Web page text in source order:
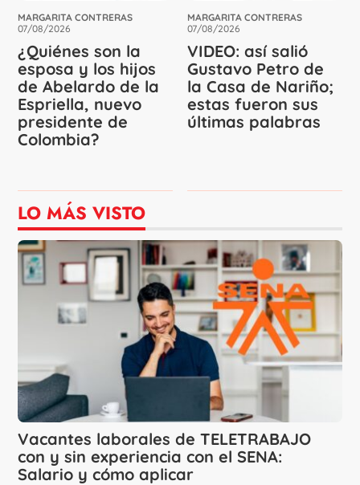
MARGARITA CONTRERAS
07/08/2026
¿Quiénes son la
esposa y los hijos
de Abelardo de la
Espriella, nuevo
presidente de
Colombia?
MARGARITA CONTRERAS
07/08/2026
VIDEO: así salió
Gustavo Petro de
la Casa de Nariño;
estas fueron sus
últimas palabras
LO MÁS VISTO
Vacantes laborales de TELETRABAJO
con y sin experiencia con el SENA:
Salario y cómo aplicar